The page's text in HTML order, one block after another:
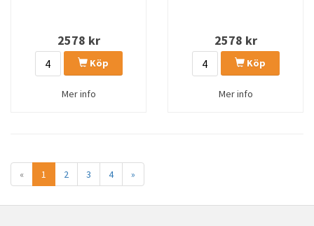
2578 kr
Köp
Mer info
2578 kr
Köp
Mer info
« 1 2 3 4 »